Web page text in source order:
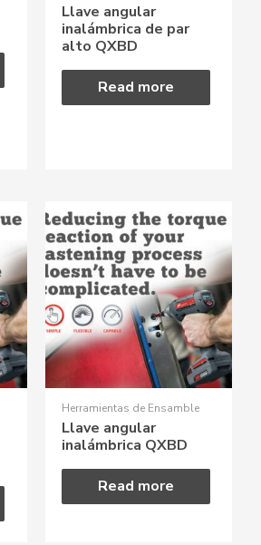
Llave angular
inalámbrica de par
alto QXBD
Read more
Herramientas de Ensamble
Llave angular
inalámbrica QXBD
Read more